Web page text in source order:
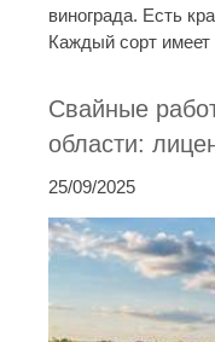
винограда. Есть
Каждый сорт имеет
Свайные
области:
25/09/2025